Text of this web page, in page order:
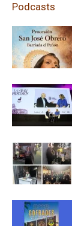
Podcasts